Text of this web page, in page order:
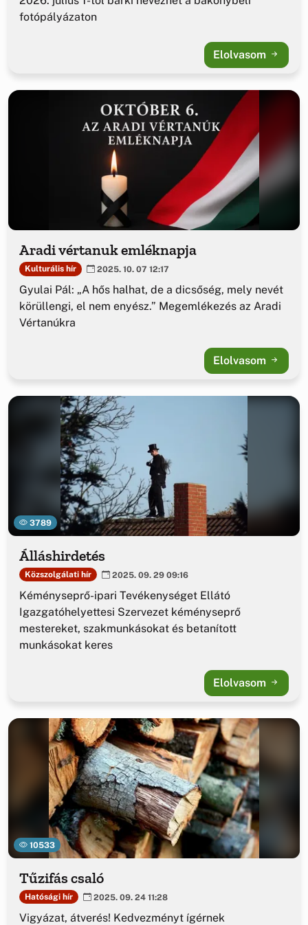
fotópályázaton
Elolvasom
Aradi vértanuk emléknapja
Kulturális hír 2025. 10. 07 12:17
Gyulai Pál: „A hős halhat, de a dicsőség, mely nevét
körüllengi, el nem enyész.” Megemlékezés az Aradi
Vértanúkra
Elolvasom
3789
Álláshirdetés
Közszolgálati hír 2025. 09. 29 09:16
Kéményseprő-ipari Tevékenységet Ellátó
Igazgatóhelyettesi Szervezet kéményseprő
mestereket, szakmunkásokat és betanított
munkásokat keres
Elolvasom
10533
Tűzifás csaló
Hatósági hír 2025. 09. 24 11:28
Vigyázat, átverés! Kedvezményt ígérnek